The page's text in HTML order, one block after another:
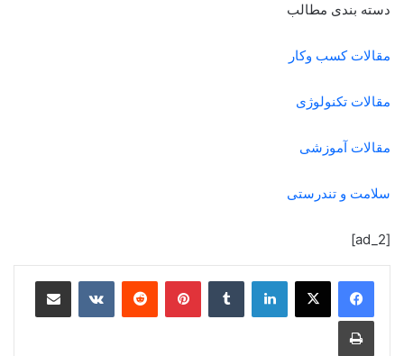
دسته بندی مطالب
مقالات کسب وکار
مقالات تکنولوژی
مقالات آموزشی
سلامت و تندرستی
[ad_2]